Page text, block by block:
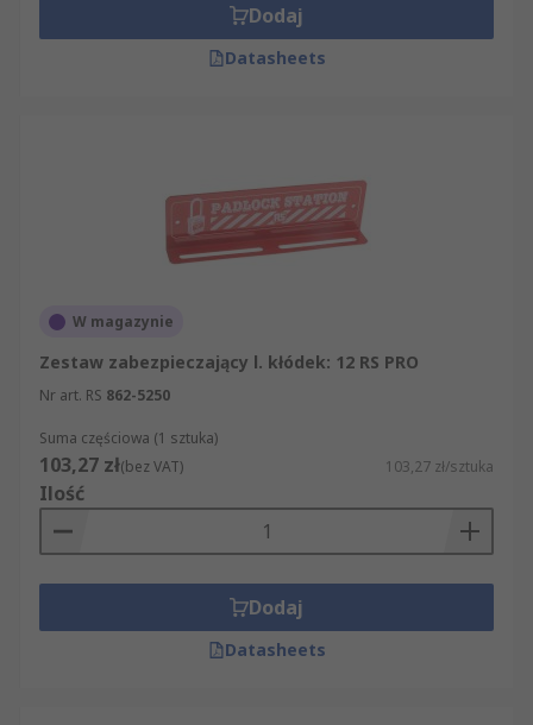
Dodaj
Datasheets
W magazynie
Zestaw zabezpieczający l. kłódek: 12 RS PRO
Nr art. RS 862-5250
Suma częściowa (1 sztuka)
103,27 zł(bez VAT) 103,27 zł/sztuka
Ilość
Dodaj
Datasheets